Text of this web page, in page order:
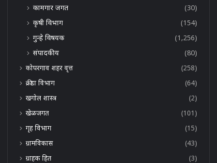
कामगार जगत
(30)
कृषी विभाग
(154)
गुन्हे विषयक
(1,256)
संपादकीय
(80)
कोपरगाव शहर वृत्त
(258)
क्रीडा विभाग
(64)
खगोल शास्त्र
(2)
खेळजगत
(101)
गृह विभाग
(15)
ग्रामविकास
(43)
ग्राहक हित
(3)